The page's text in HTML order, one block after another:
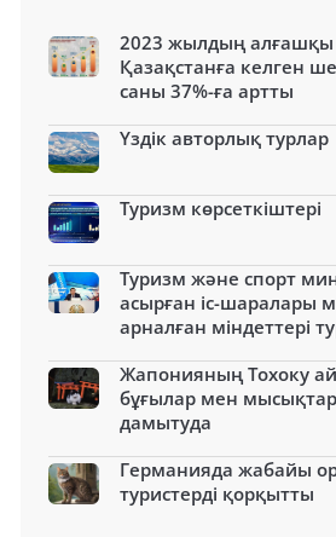
2023 жылдың
Қазақстанға келген
саны 37%-ға артты
Үздік авторлық турлар
Туризм көрсеткіштері
Туризм және спорт
асырған іс-шаралары
арналған міндеттері
Жапонияның Тохоку
бұғылар мен мысықтар
дамытуда
Германияда жабайы
туристерді қорқытты